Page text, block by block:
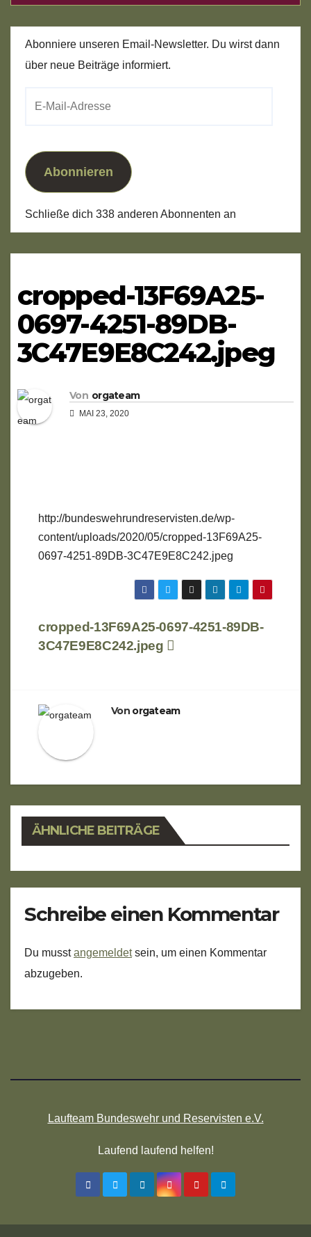
Abonniere unseren Email-Newsletter. Du wirst dann
über neue Beiträge informiert.
Abonnieren
Schließe dich 338 anderen Abonnenten an
cropped-13F69A25-
0697-4251-89DB-
3C47E9E8C242.jpeg
Von orgateam
MAI 23, 2020
http://bundeswehrundreservisten.de/wp-
content/uploads/2020/05/cropped-13F69A25-
0697-4251-89DB-3C47E9E8C242.jpeg
Beitragsnavigation
cropped-13F69A25-0697-4251-89DB-
3C47E9E8C242.jpeg
Von orgateam
ÄHNLICHE BEITRÄGE
Schreibe einen Kommentar
Du musstangemeldetsein, um einen Kommentar
abzugeben.
Laufteam Bundeswehr und Reservisten e.V.
Laufend laufend helfen!